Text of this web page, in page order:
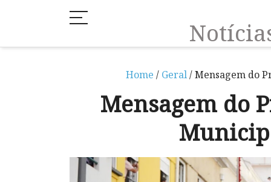
Home / Geral/ Mensagem do
Mensagem do